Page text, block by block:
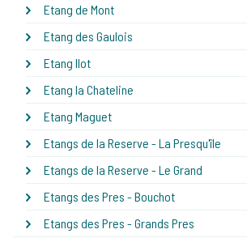
Etang de Mont
Etang des Gaulois
Etang Ilot
Etang la Chateline
Etang Maguet
Etangs de la Reserve - La Presqu'île
Etangs de la Reserve - Le Grand
Etangs des Pres - Bouchot
Etangs des Pres - Grands Pres